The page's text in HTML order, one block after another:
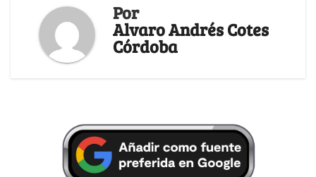
Por
Alvaro Andrés Cotes
Córdoba